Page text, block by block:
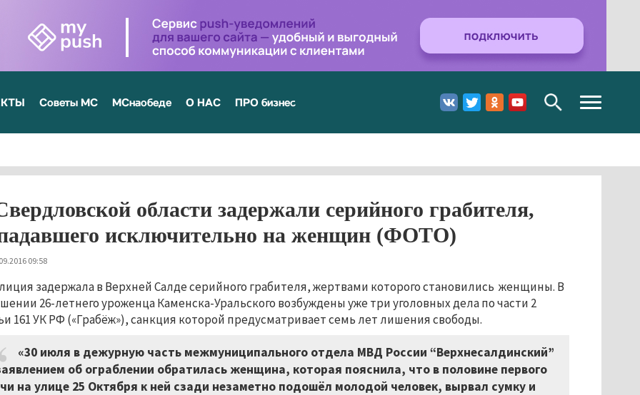
Советы МС МСнаобеде О НАС ПРО бизнес
Toggle
navigation
области задержали серийного грабителя,
исключительно на женщин (ФОТО)
09:58
задержала в Верхней Салде серийного грабителя, жертвами которого становились женщины. В
26-летнего уроженца Каменска-Уральского возбуждены уже три уголовных дела по части 2
161 УК РФ («Грабёж»), санкция которой предусматривает семь лет лишения свободы.
«30 июля в дежурную часть межмуниципального отдела МВД России “Верхнесалдинский”
об ограблении обратилась женщина, которая пояснила, что в половине первого
на улице 25 Октября к ней сзади незаметно подошёл молодой человек, вырвал сумку и